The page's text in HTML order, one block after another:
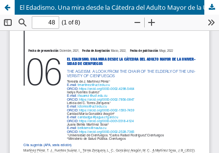
El Edadismo. Una mira desde la Cátedra del Adulto Mayor de la Universidad de Cienfuegos